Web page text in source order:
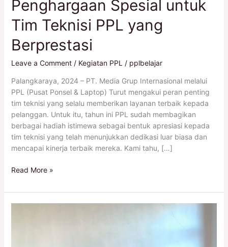
Penghargaan Spesial untuk
Tim Teknisi PPL yang
Berprestasi
Leave a Comment / Kegiatan PPL / pplbelajar
Palangkaraya, 2024 – PT. Media Grup Internasional melalui
PPL (Pusat Ponsel & Laptop) Turut mengakui peran penting
tim teknisi yang selalu memberikan layanan terbaik kepada
pelanggan. Untuk itu, tahun ini PPL sudah membagikan
berbagai hadiah istimewa sebagai bentuk apresiasi kepada
tim teknisi yang telah menunjukkan dedikasi luar biasa dan
mencapai kinerja terbaik mereka. Kami tahu, […]
Read More »